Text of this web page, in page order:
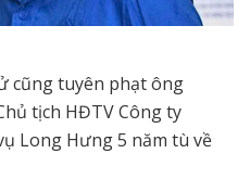
cũng tuyên phạt ông
tịch HĐTV Công ty
Long Hưng 5 năm tù về